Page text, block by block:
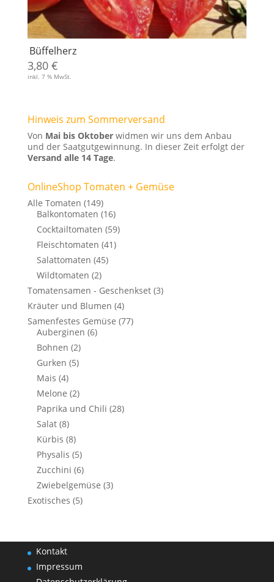
Büffelherz
3,80 €
inkl. 7 % MwSt.
Hinweis zum Sommerversand
Von Mai bis Oktoberwidmen wir uns dem Anbau
und der Saatgutgewinnung. In dieser Zeit erfolgt der
Versand alle 14 Tage.
OnlineShop Tomaten + Gemüse
Alle Tomaten (149)
Balkontomaten (16)
Cocktailtomaten (59)
Fleischtomaten (41)
Salattomaten (45)
Wildtomaten (2)
Tomatensamen - Geschenkset (3)
Kräuter und Blumen (4)
Samenfestes Gemüse (77)
Auberginen (6)
Bohnen (2)
Gurken (5)
Mais (4)
Melone (2)
Paprika und Chili (28)
Salat (8)
Kürbis (8)
Physalis (5)
Zucchini (6)
Zwiebelgemüse (3)
Exotisches (5)
Kontakt
Impressum